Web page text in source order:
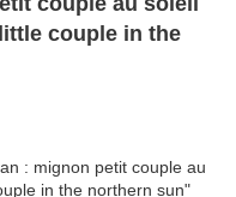
couple in the